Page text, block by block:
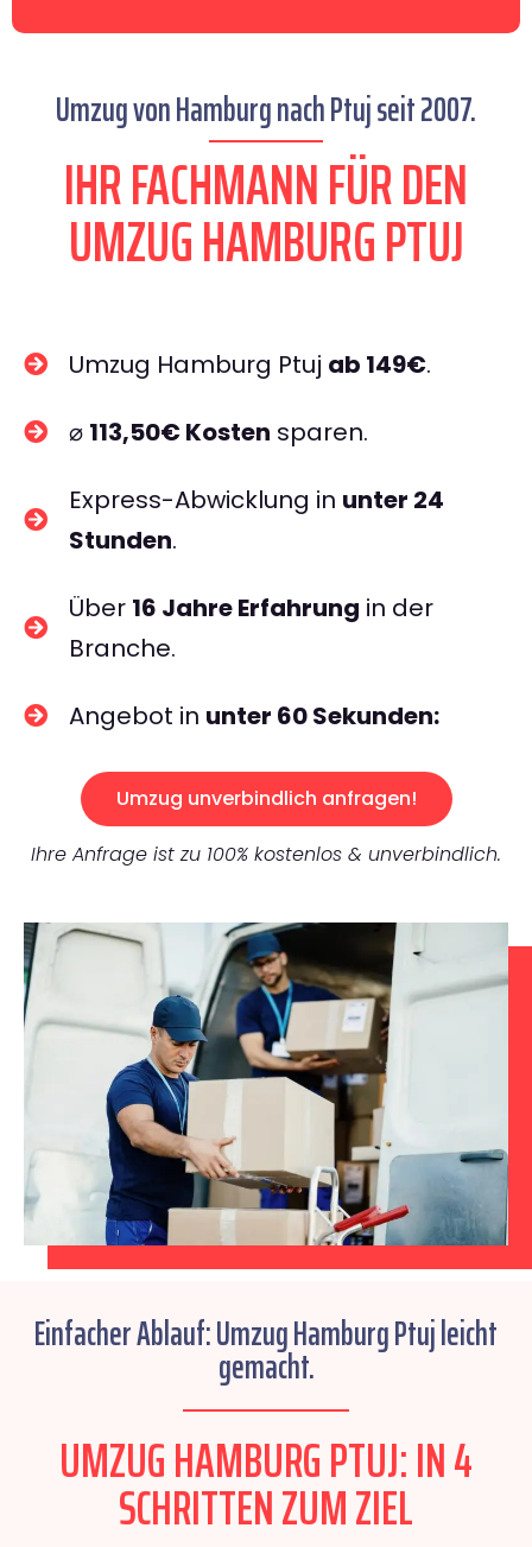
Umzug von Hamburg nach Ptuj seit 2007.
IHR FACHMANN FÜR DEN
UMZUG HAMBURG PTUJ
Umzug Hamburg Ptuj ab 149€.
⌀ 113,50€ Kosten sparen.
Express-Abwicklung in unter 24
Stunden.
Über 16 Jahre Erfahrung in der
Branche.
Angebot in unter 60 Sekunden:
Umzug unverbindlich anfragen!
Ihre Anfrage ist zu 100% kostenlos & unverbindlich.
Einfacher Ablauf: Umzug Hamburg Ptuj leicht
gemacht.
UMZUG HAMBURG PTUJ: IN 4
SCHRITTEN ZUM ZIEL